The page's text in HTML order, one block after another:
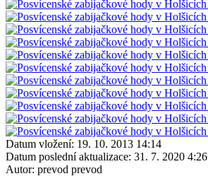
Datum vložení: 19. 10. 2013 14:14
Datum poslední aktualizace: 31. 7. 2020 4:26
Autor: prevod prevod